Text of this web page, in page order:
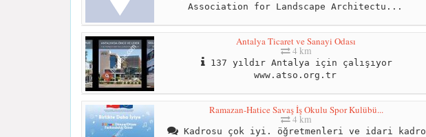
Association for Landscape Architectu...
Antalya Ticaret ve Sanayi Odası
4 km
137 yıldır Antalya için çalışıyor
www.atso.org.tr
Ramazan-Hatice Savaş İş Okulu Spor Kulübü...
4 km
Kadrosu çok iyi. öğretmenleri ve idari kadro